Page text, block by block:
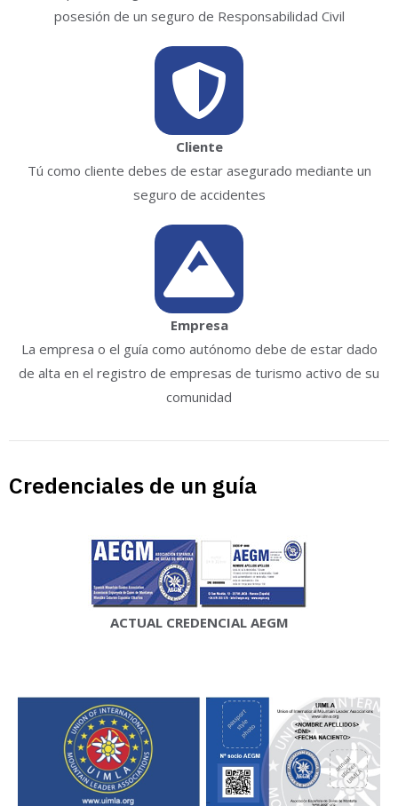
posesión de un seguro de Responsabilidad Civil
Cliente
Tú como cliente debes de estar asegurado mediante un
seguro de accidentes
Empresa
La empresa o el guía como autónomo debe de estar dado
de alta en el registro de empresas de turismo activo de su
comunidad
Credenciales de un guía
ACTUAL CREDENCIAL AEGM